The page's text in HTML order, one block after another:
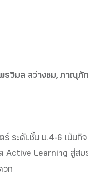
รวิมล สว่างชม, ภาณุ
ระดับชั้น ม.4-6 เน้นกิ
Active Learning สู่สม
วก